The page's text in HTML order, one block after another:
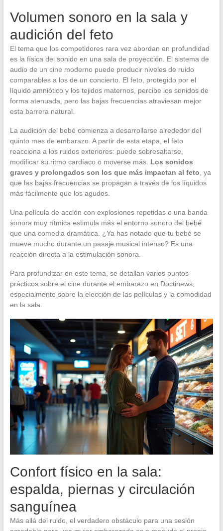
Volumen sonoro en la sala y
audición del feto
El tema que los competidores rara vez abordan en profundidad
es la física del sonido en una sala de proyección. El sistema de
audio de un cine moderno puede producir niveles de ruido
comparables a los de un concierto. El feto, protegido por el
líquido amniótico y los tejidos maternos, percibe los sonidos de
forma atenuada, pero las bajas frecuencias atraviesan mejor
esta barrera natural.
La audición del bebé comienza a desarrollarse alrededor del
quinto mes de embarazo. A partir de esta etapa, el feto
reacciona a los ruidos exteriores: puede sobresaltarse,
modificar su ritmo cardíaco o moverse más. Los sonidos
graves y prolongados son los que más impactan al feto , ya
que las bajas frecuencias se propagan a través de los líquidos
más fácilmente que los agudos.
Una película de acción con explosiones repetidas o una banda
sonora muy rítmica estimula más el entorno sonoro del bebé
que una comedia dramática. ¿Ya has notado que tu bebé se
mueve mucho durante un pasaje musical intenso? Es una
reacción directa a la estimulación sonora.
Para profundizar en este tema, se detallan varios puntos
prácticos sobre el cine durante el embarazo en Doctinews,
especialmente sobre la elección de las películas y la comodidad
en la sala.
Confort físico en la sala:
espalda, piernas y circulación
sanguínea
Más allá del ruido, el verdadero obstáculo para una sesión